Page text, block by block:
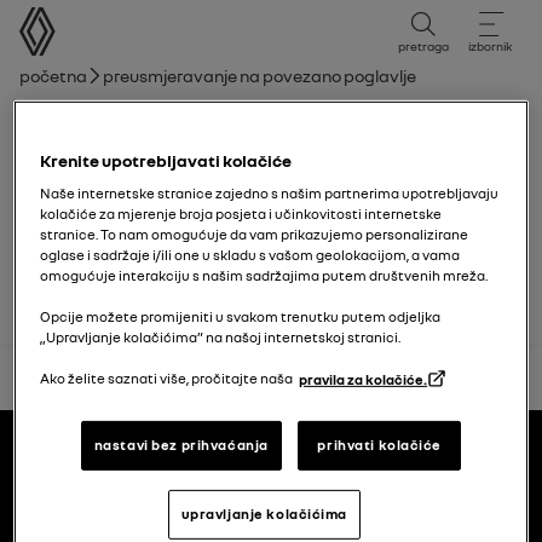
korisnički priručnik
pretraga izbornik
mrvice
Početna Preusmjeravanje na povezano poglavlje
Multimedijska oprema
Utičnica za dodatnu opremu
natrag na vrh
Podnožje
korisnički priručnici
Krenite upotrebljavati kolačiće
Naše internetske stranice zajedno s našim partnerima upotrebljavaju
kolačiće za mjerenje broja posjeta i učinkovitosti internetske
stranice. To nam omogućuje da vam prikazujemo personalizirane
oglase i sadržaje i/ili one u skladu s vašom geolokacijom, a vama
omogućuje interakciju s našim sadržajima putem društvenih mreža.
Opcije možete promijeniti u svakom trenutku putem odjeljka
„Upravljanje kolačićima” na našoj internetskoj stranici.
Ako želite saznati više, pročitajte naša pravila za kolačiće.
nastavi bez prihvaćanja prihvati kolačiće
upravljanje kolačićima